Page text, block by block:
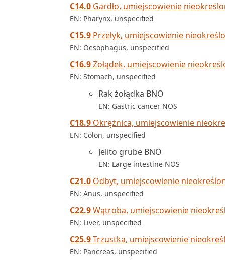
C14.0 Gardło, umiejscowienie
EN: Pharynx, unspecified
C15.9 Przełyk, umiejscowienie
EN: Oesophagus, unspecified
C16.9Żołądek, umiejscowienie
EN: Stomach, unspecified
Rak żołądka BNO
EN: Gastric cancer NOS
C18.9 Okrężnica, umiejscowienie
EN: Colon, unspecified
Jelito grube BNO
EN: Large intestine NOS
C21.0 Odbyt, umiejscowienie
EN: Anus, unspecified
C22.9Wątroba, umiejscowienie
EN: Liver, unspecified
C25.9Trzustka, umiejscowienie
EN: Pancreas, unspecified